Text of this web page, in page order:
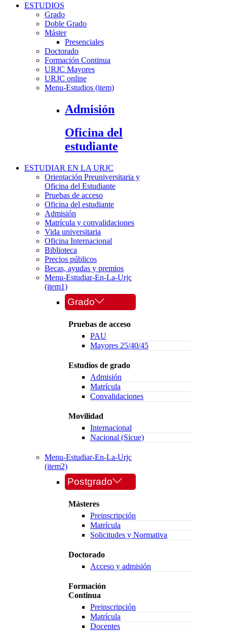
ESTUDIOS
Grado
Doble Grado
Máster
Presenciales
Doctorado
Formación Continua
URJC Mayores
URJC online
Menu-Estudios (item)
Admisión
Oficina del
estudiante
ESTUDIAR EN LA URJC
Orientación Preuniversitaria y
Oficina del Estudiante
Pruebas de acceso
Oficina del estudiante
Admisión
Matrícula y convalidaciones
Vida universitaria
Oficina Internacional
Biblioteca
Precios públicos
Becas, ayudas y premios
Menu-Estudiar-En-La-Urjc
(item1)
Grado
Pruebas de acceso
PAU
Mayores 25/40/45
Estudios de grado
Admisión
Matrícula
Convalidaciones
Movilidad
Internacional
Nacional (Sicue)
Menu-Estudiar-En-La-Urjc
(item2)
Postgrado
Másteres
Preinscripción
Matrícula
Solicitudes y Normativa
Doctorado
Acceso y admisión
Formación
Continua
Preinscripción
Matrícula
Docentes